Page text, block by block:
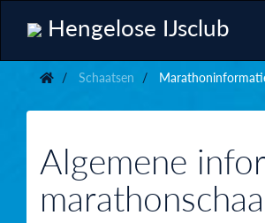
Hengelose IJsclub
Schaatsen
Algemene